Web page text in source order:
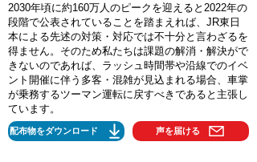
2030年頃に約160万人のピークを迎えると2022年の
段階で公表されていることを踏まえれば、JR東日
本による先述の対策・対応では不十分と言わざるを
得ません。そのため私たちは課題の解消・解決がで
きないのであれば、ラッシュ時間帯や沿線でのイベ
ント開催に伴う多客・混雑が見込まれる場合、車掌
が乗務するツーマン運転に戻すべきであると主張し
ています。
配布物をダウンロード 声を届ける